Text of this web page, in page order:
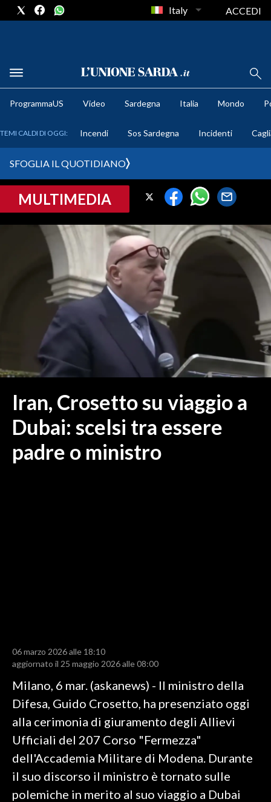
METEO
CRONACA SARDEGNA
PROVINCIA DI CAGLIARI
SULCIS IGLESIENTE
MEDIO CAMPIDANO
ORISTANO E PROVINCIA
SASSARI E PROVINCIA
GALLURA
NUORO E PROVINCIA
OGLIASTRA
CRONACA
ITALIA
MONDO
RISULTATI E CLASSIFICHE
CALCIO REGIONALE
BASKET
VOLLEY
MOTORI
TENNIS
ALTRI SPORT
Italy ACCEDI
ProgrammaUS Video Sardegna Italia Mondo
TEMI CALDI DI OGGI: Incendi Sos Sardegna Incidenti
SFOGLIA IL QUOTIDIANO
MULTIMEDIA
Iran, Crosetto su viaggio a
Dubai: scelsi tra essere
padre o ministro
06 marzo 2026 alle 18:10
aggiornato il 25 maggio 2026 alle 08:00
Milano, 6 mar. (askanews) - Il ministro della
Difesa, Guido Crosetto, ha presenziato oggi
alla cerimonia di giuramento degli Allievi
Ufficiali del 207 Corso "Fermezza"
dell'Accademia Militare di Modena. Durante
il suo discorso il ministro è tornato sulle
polemiche in merito al suo viaggio a Dubai